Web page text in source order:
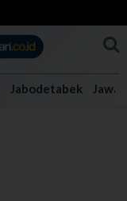
Jabodetabek Jawa